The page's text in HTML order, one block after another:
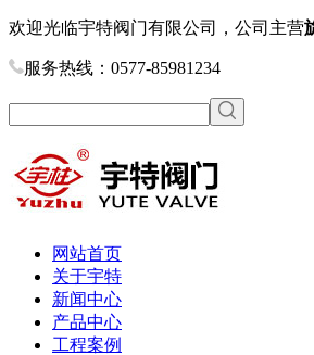
欢迎光临宇特阀门有限公司，公司主营
服务热线：0577-85981234
网站首页
关于宇特
新闻中心
产品中心
工程案例